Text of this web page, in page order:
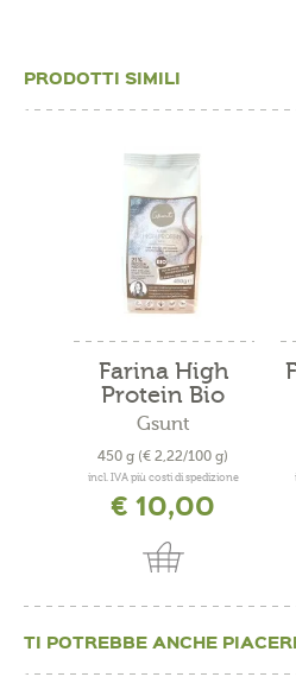
PRODOTTI SIMILI
Farina High
Protein Bio
Gsunt
450 g (€ 2,22/100 g)
incl. IVA più costi di spedizione
€ 10,00
TI POTREBBE ANCHE